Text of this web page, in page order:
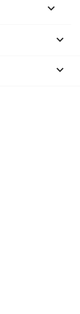


keyboard_arrow_down